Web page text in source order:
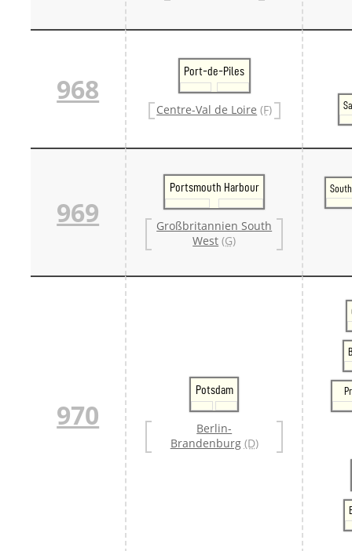
968
Port-de-Piles
Centre-Val de Loire (F)
969
Portsmouth Harbour
Großbritannien South
West (G)
970
Potsdam
Berlin-
Brandenburg (D)